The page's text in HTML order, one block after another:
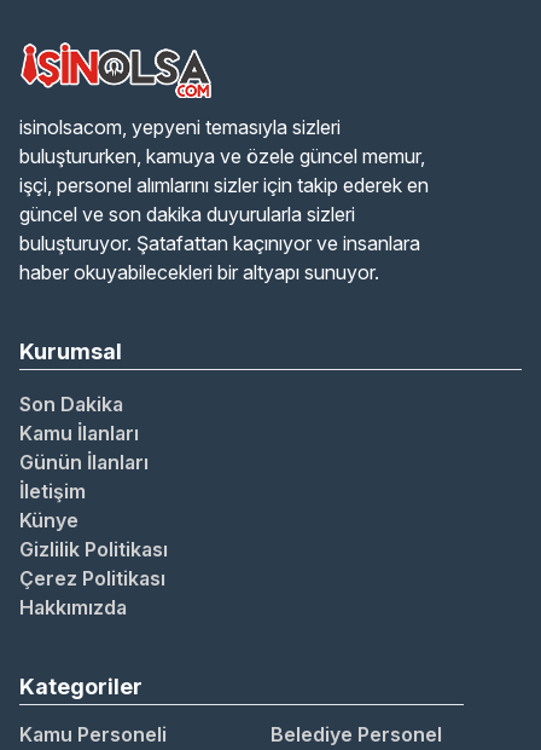
isinolsacom, yepyeni temasıyla sizleri
buluştururken, kamuya ve özele güncel memur,
işçi, personel alımlarını sizler için takip ederek en
güncel ve son dakika duyurularla sizleri
buluşturuyor. Şatafattan kaçınıyor ve insanlara
haber okuyabilecekleri bir altyapı sunuyor.
Kurumsal
Son Dakika
Kamu İlanları
Günün İlanları
İletişim
Künye
Gizlilik Politikası
Çerez Politikası
Hakkımızda
Kategoriler
Kamu Personeli
Belediye Personel